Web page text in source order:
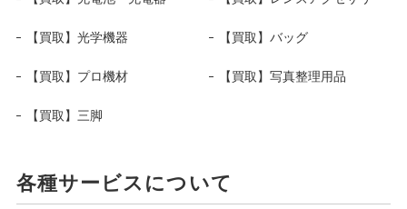
【買取】光学機器 【買取】バッグ
【買取】プロ機材 【買取】写真整理用品
【買取】三脚
各種サービスについて